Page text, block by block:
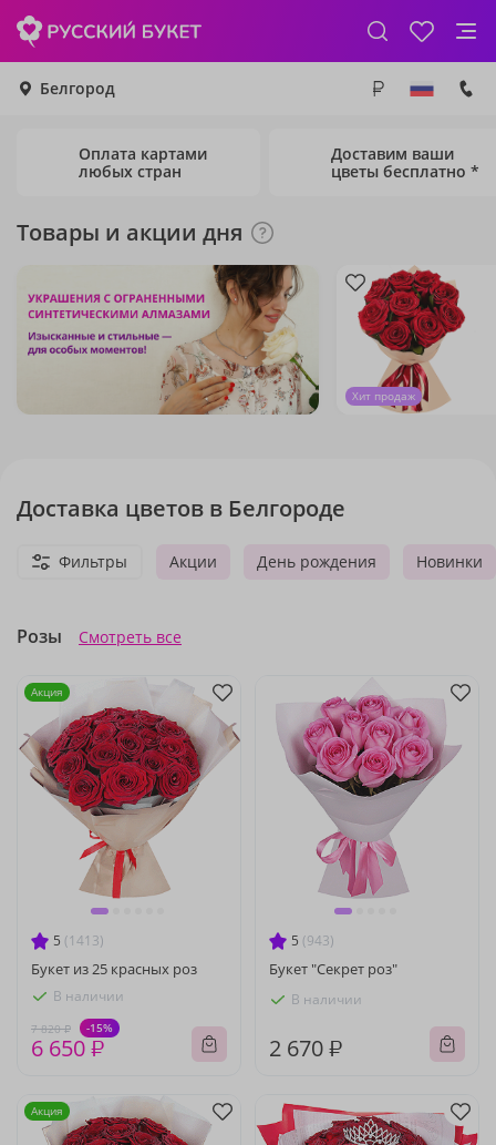
Белгород
Оплата картами
любых стран
Доставим ваши
цветы бесплатно *
Товары и акции дня
Хит продаж
Доставка цветов в Белгороде
Акции День рождения Новинки
Фильтры
Розы Смотреть все
5 (1413)
Букет из 25 красных роз
В наличии
7 820 ₽ -15%
6 650 ₽
Акция
5 (943)
Букет "Секрет роз"
В наличии
2 670 ₽
Акция